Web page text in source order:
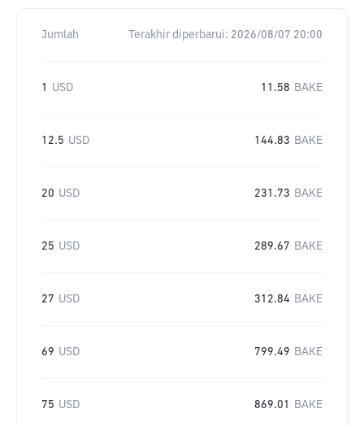
Jumlah Terakhir diperbarui: 2026/08/07 20:00
1 USD 11.58 BAKE
12.5 USD 144.83 BAKE
20 USD 231.73 BAKE
25 USD 289.67 BAKE
27 USD 312.84 BAKE
69 USD 799.49 BAKE
75 USD 869.01 BAKE